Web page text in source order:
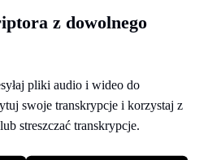
z dowolnego
pliki audio i wideo do
swoje transkrypcje i korzystaj z
streszczać transkrypcje.